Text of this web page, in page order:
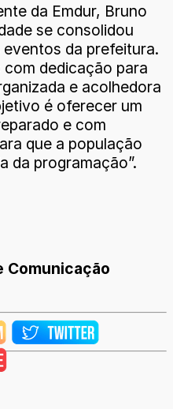
da Emdur, Bruno
se consolidou
da prefeitura.
com dedicação para
e acolhedora
é oferecer um
e com
que a população
da programação”.
Comunicação